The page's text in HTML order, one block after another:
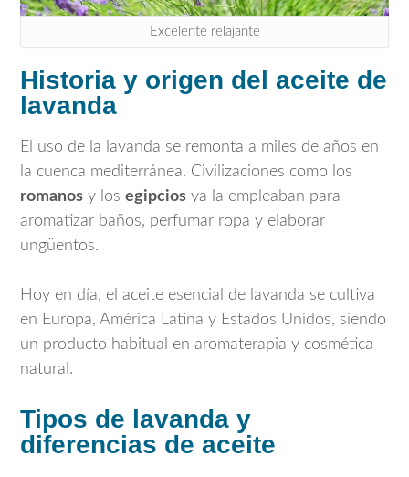
Excelente relajante
Historia y origen del aceite de
lavanda
El uso de la lavanda se remonta a miles de años en
la cuenca mediterránea. Civilizaciones como los
romanos y los egipcios ya la empleaban para
aromatizar baños, perfumar ropa y elaborar
ungüentos.
Hoy en día, el aceite esencial de lavanda se cultiva
en Europa, América Latina y Estados Unidos, siendo
un producto habitual en aromaterapia y cosmética
natural.
Tipos de lavanda y
diferencias de aceite